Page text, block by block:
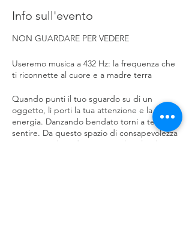
Info sull'evento
NON GUARDARE PER VEDERE
Useremo musica a 432 Hz: la frequenza che
ti riconnette al cuore e a madre terra
Quando punti il tuo sguardo su di un
oggetto, lì porti la tua attenzione e la tua
energia. Danzando bendato torni a te, al
sentire. Da questo spazio di consapevolezza
ti può accadere di incontrare la solitudine